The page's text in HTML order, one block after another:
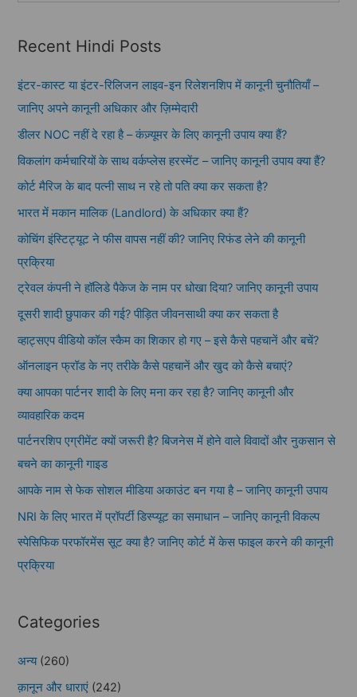
Recent Hindi Posts
इंटर-कास्ट या इंटर-रिलिजन लाइव-इन रिलेशनशिप में कानूनी चुनौतियाँ –
जानिए अपने कानूनी अधिकार और ज़िम्मेदारी
डीलर NOC नहीं दे रहा है – कंज़्यूमर के लिए कानूनी उपाय क्या हैं?
विकलांग कर्मचारियों के साथ वर्कप्लेस हरस्मेंट – जानिए कानूनी उपाय क्या हैं?
कोर्ट मैरिज के बाद पत्नी साथ न रहे तो पति क्या कर सकता है?
भारत में मकान मालिक (Landlord) के अधिकार क्या हैं?
कोचिंग इंस्टिट्यूट ने फीस वापस नहीं की? जानिए रिफंड लेने की कानूनी
प्रक्रिया
ट्रेवल कंपनी ने हॉलिडे पैकेज के नाम पर धोखा दिया? जानिए कानूनी उपाय
दूसरी शादी छुपाकर की गई? पीड़ित जीवनसाथी क्या कर सकता है
व्हाट्सएप वीडियो कॉल स्कैम का शिकार हो गए – इसे कैसे पहचानें और बचें?
ऑनलाइन फ्रॉड के नए तरीके कैसे पहचानें और खुद को कैसे बचाएं?
क्या आपका पार्टनर शादी के लिए मना कर रहा है? जानिए कानूनी और
व्यावहारिक कदम
पार्टनरशिप एग्रीमेंट क्यों जरूरी है? बिजनेस में होने वाले विवादों और नुकसान से
बचने का कानूनी गाइड
आपके नाम से फेक सोशल मीडिया अकाउंट बन गया है – जानिए कानूनी उपाय
NRI के लिए भारत में प्रॉपर्टी डिस्प्यूट का समाधान – जानिए कानूनी विकल्प
स्पेसिफिक परफॉरमेंस सूट क्या है? जानिए कोर्ट में केस फाइल करने की कानूनी
प्रक्रिया
Categories
अन्य(260)
क़ानून और धाराएं (242)